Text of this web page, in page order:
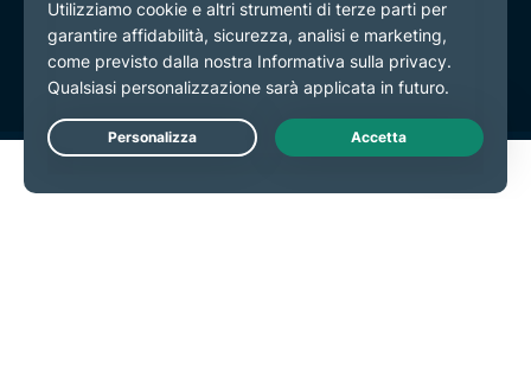
Termini di servizio
Preferenze cookie
Live Chat